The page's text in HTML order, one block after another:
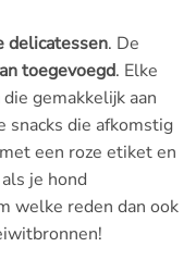
delicatessen. De
toegevoegd. Elke
die gemakkelijk aan
snacks die afkomstig
een roze etiket en
je hond
welke reden dan ook